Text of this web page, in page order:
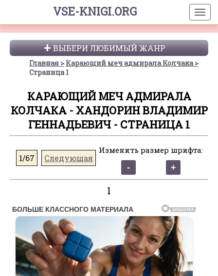
VSE-KNIGI.ORG
ВЫБЕРИ ЛЮБИМЫЙ ЖАНР
Главная
Карающий меч адмирала Колчака
Страница 1
КАРАЮЩИЙ МЕЧ АДМИРАЛА
КОЛЧАКА - ХАНДОРИН ВЛАДИМИР
ГЕННАДЬЕВИЧ - СТРАНИЦА 1
1/67 Следующая
Изменить размер шрифта:
1